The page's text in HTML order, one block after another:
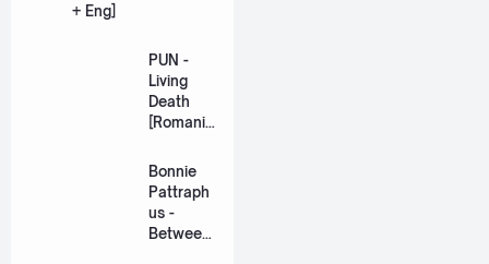
+ Eng]
PUN -
Living
Death
[Romaniz
Lyric +
Eng]
Bonnie
Pattraph
us -
Between